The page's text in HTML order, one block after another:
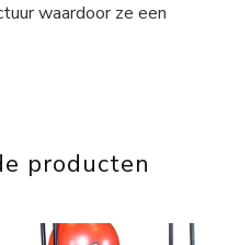
waardoor ze een
producten